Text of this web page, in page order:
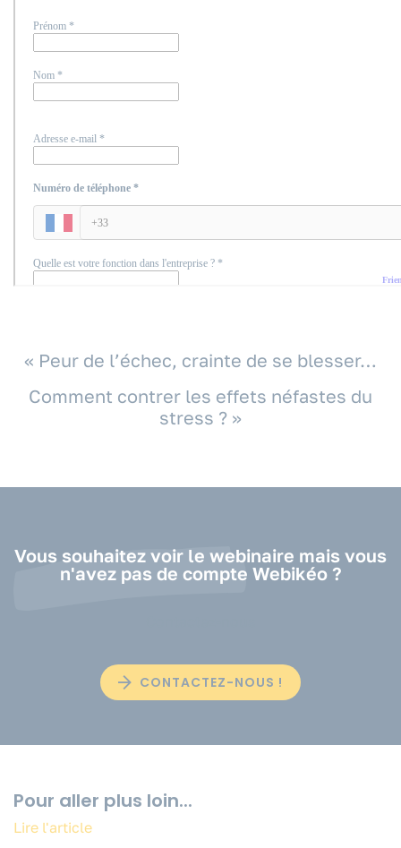
VOUS ÊTES ?
« Peur de l’échec, crainte de se blesser…
Comment contrer les effets néfastes du
stress ? »
Vous souhaitez voir le webinaire mais vous
n'avez pas de compte Webikéo ?
CONTACTEZ-NOUS !
Pour aller plus loin...
Lire l'article